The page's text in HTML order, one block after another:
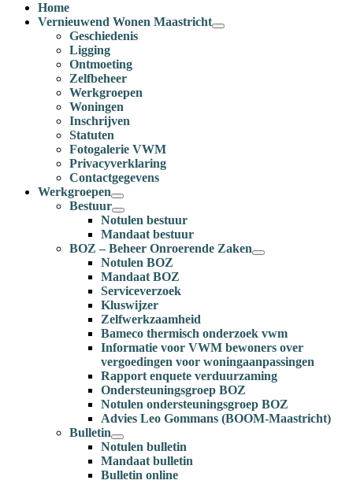
Home
Vernieuwend Wonen Maastricht
Geschiedenis
Ligging
Ontmoeting
Zelfbeheer
Werkgroepen
Woningen
Inschrijven
Statuten
Fotogalerie VWM
Privacyverklaring
Contactgegevens
Werkgroepen
Bestuur
Notulen bestuur
Mandaat bestuur
BOZ – Beheer Onroerende Zaken
Notulen BOZ
Mandaat BOZ
Serviceverzoek
Kluswijzer
Zelfwerkzaamheid
Bameco thermisch onderzoek vwm
Informatie voor VWM bewoners over
vergoedingen voor woningaanpassingen
Rapport enquete verduurzaming
Ondersteuningsgroep BOZ
Notulen ondersteuningsgroep BOZ
Advies Leo Gommans (BOOM-Maastricht)
Bulletin
Notulen bulletin
Mandaat bulletin
Bulletin online